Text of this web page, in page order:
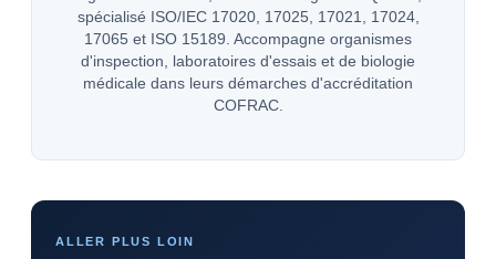
spécialisé ISO/IEC 17020, 17025, 17021, 17024,
17065 et ISO 15189. Accompagne organismes
d'inspection, laboratoires d'essais et de biologie
médicale dans leurs démarches d'accréditation
COFRAC.
ALLER PLUS LOIN